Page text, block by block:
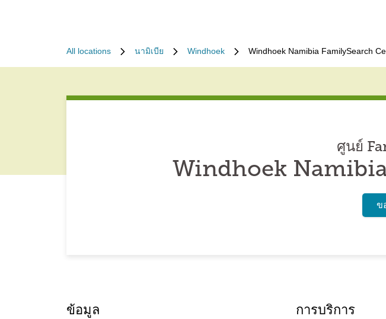
All locations นามิเบีย Windhoek Windhoek Namibia FamilySearch
ศูนย์
Windhoek
ข
ข้อมูล การบริการ